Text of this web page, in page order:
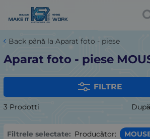
Back până la Aparat foto - piese
Aparat foto - piese
FILTRE
3 Prodotti
Filtrele selectate: Producător: